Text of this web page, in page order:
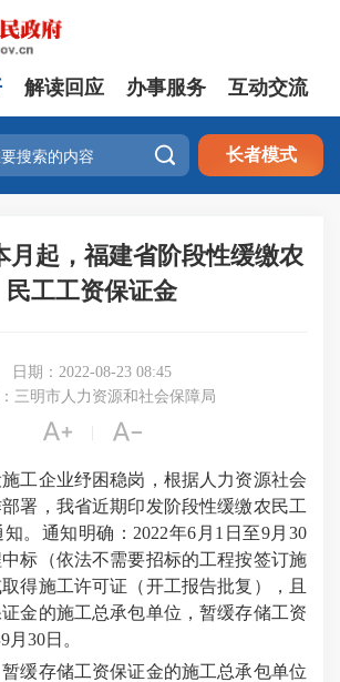
解读回应 办事服务 互动交流
 长者模式
月起，福建省阶段性缓缴农
民工工资保证金
日期：2022-08-23 08:45
三明市人力资源和社会保障局
 
工企业纾困稳岗，根据人力资源社会
署，我省近期印发阶段性缓缴农民工
。 通知明确： 2022年6月1日至9月30
标（依法不需要招标的工程按签订施
得施工许可证（开工报告批复），且
金的施工总承包单位，暂缓存储工资
30日。
缓存储工资保证金的施工总承包单位